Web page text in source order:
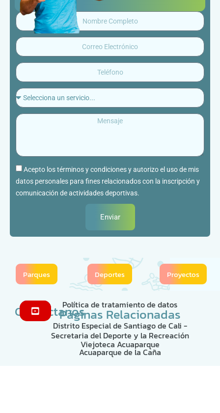
Conoce el Club CRP
Acepto los términos y condiciones y autorizo el uso de mis
datos personales para fines relacionados con la inscripción y
comunicación de actividades deportivas.
Enviar
Parques Deportes Proyectos
ContáctanosPolítica de tratamiento de datos
Páginas Relacionadas
Distrito Especial de Santiago de Cali -
Secretaria del Deporte y la Recreación
Viejoteca Acuaparque
Acuaparque de la Caña